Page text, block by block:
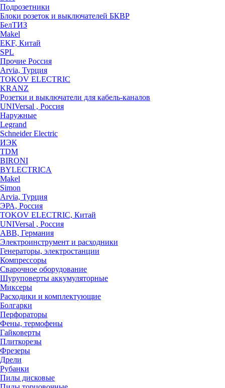
Подрозетники
Блоки розеток и выключателей БКВР
БелТИЗ
Makel
EKF, Китай
SPL
Прочие Россия
Arvia, Турция
TOKOV ELECTRIC
KRANZ
Розетки и выключатели для кабель-каналов
UNIVersal , Россия
Наружные
Legrand
Schneider Electric
ИЭК
TDM
BIRONI
BYLECTRICA
Makel
Simon
Arvia, Турция
ЭРА, Россия
TOKOV ELECTRIC, Китай
UNIVersal , Россия
ABB, Германия
Электроинструмент и расходники
Генераторы, электростанции
Компрессоры
Сварочное оборудование
Шуруповерты аккумуляторные
Миксеры
Расходики и комплектующие
Болгарки
Перфораторы
Фены, термофены
Гайковерты
Плиткорезы
Фрезеры
Дрели
Рубанки
Пилы дисковые